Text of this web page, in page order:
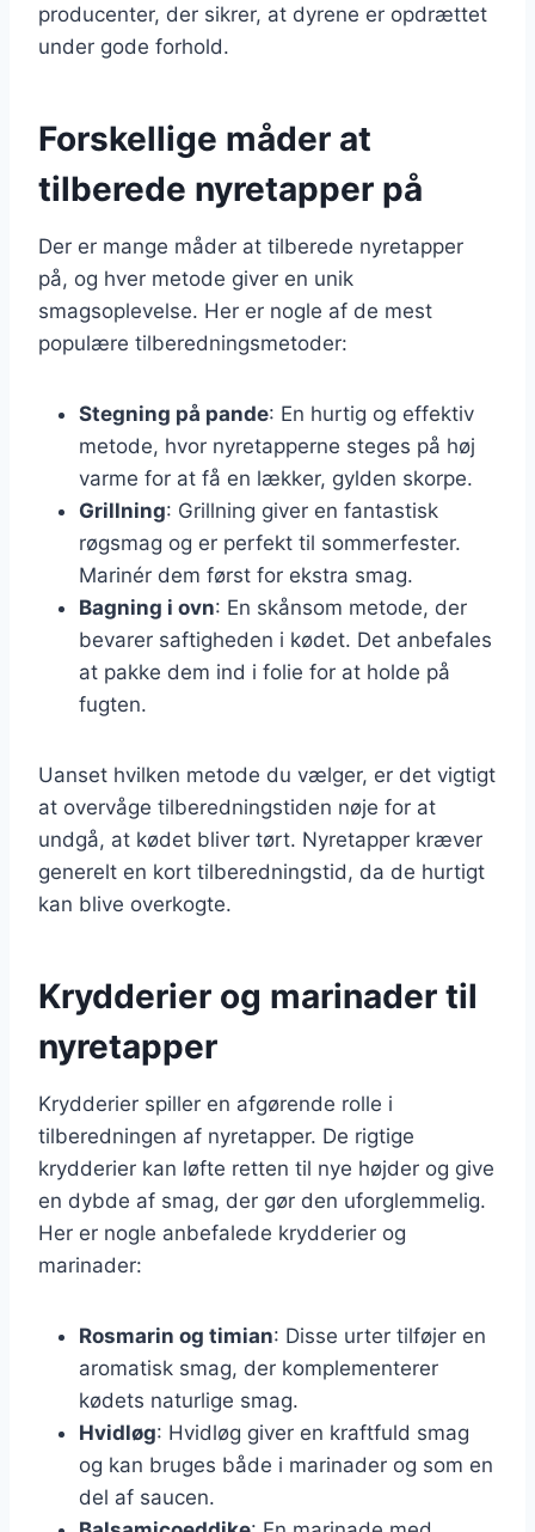
producenter, der sikrer, at dyrene er opdrættet
under gode forhold.
Forskellige måder at
tilberede nyretapper på
Der er mange måder at tilberede nyretapper
på, og hver metode giver en unik
smagsoplevelse. Her er nogle af de mest
populære tilberedningsmetoder:
Stegning på pande: En hurtig og effektiv
metode, hvor nyretapperne steges på høj
varme for at få en lækker, gylden skorpe.
Grillning: Grillning giver en fantastisk
røgsmag og er perfekt til sommerfester.
Marinér dem først for ekstra smag.
Bagning i ovn: En skånsom metode, der
bevarer saftigheden i kødet. Det anbefales
at pakke dem ind i folie for at holde på
fugten.
Uanset hvilken metode du vælger, er det vigtigt
at overvåge tilberedningstiden nøje for at
undgå, at kødet bliver tørt. Nyretapper kræver
generelt en kort tilberedningstid, da de hurtigt
kan blive overkogte.
Krydderier og marinader til
nyretapper
Krydderier spiller en afgørende rolle i
tilberedningen af nyretapper. De rigtige
krydderier kan løfte retten til nye højder og give
en dybde af smag, der gør den uforglemmelig.
Her er nogle anbefalede krydderier og
marinader:
Rosmarin og timian: Disse urter tilføjer en
aromatisk smag, der komplementerer
kødets naturlige smag.
Hvidløg: Hvidløg giver en kraftfuld smag
og kan bruges både i marinader og som en
del af saucen.